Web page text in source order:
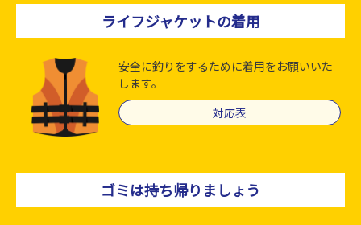
ライフジャケットの着用
安全に釣りをするために着用をお願いいた
します。
対応表
ゴミは持ち帰りましょう